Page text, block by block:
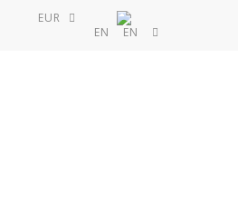
EN
EUR